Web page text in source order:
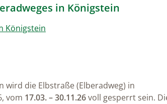
in Königstein
Königstein
die Elbstraße (Elberadweg) in
vom 17.03. – 30.11.26voll gesperrt sein.